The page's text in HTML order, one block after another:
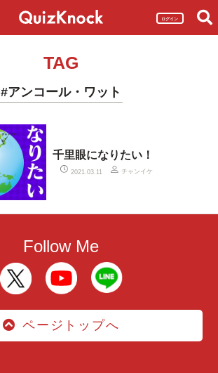
ログイン
TAG
#アンコール・ワット
千里眼になりたい！
2021.03.11 チャンイケ
Follow Me
ページトップへ